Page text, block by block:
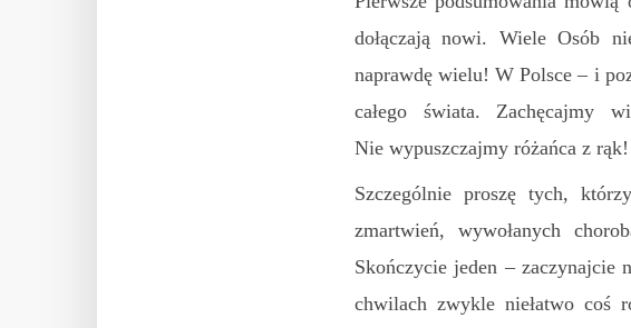
dołączają nowi. Wiele Osób
naprawdę wielu! W Polsce – i
całego świata.
Nie wypuszczajmy różańca z rąk!
Szczególnie proszę tych,
zmartwień, wywołanych
Skończycie jeden –
chwilach zwykle niełatwo coś